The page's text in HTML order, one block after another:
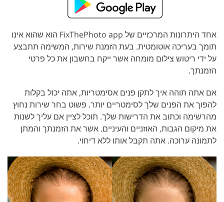
אחד היתרונות המרכזיים של FixThePhoto app הוא שהוא אינו
תומך בעריכה אוטומטית. בעת הזמנת שירות, המשימה תתבצע
על ידי ריטוש צילום מומחה אשר ייקח בחשבון את כל פרטי
הזמנתך.
אם אתה תוהה איך לתקן פנים אסימטריות, אתה יכול בקלות
להפוך את הפנים שלך לסימטריים יותר. פשוט בחר שירות נחוץ
מהרשימה וכתוב את הדרישות שלך. תוכל לציין אם עליך לשנות
את מיקום הגבות, האוזניים והעיניים. אשר את הזמנתך והמתן
לתמונה ערוכה. אתה תקבל אותו ללא דיחוי.